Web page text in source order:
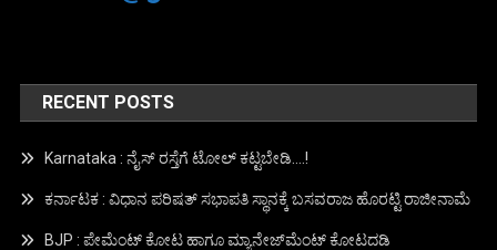
RECENT POSTS
Karnataka : ನೈಸ್ ರಸ್ತೆಗೆ ಟೋಲ್ ಕಟ್ಟಬೇಡಿ….!
ಕರ್ನಾಟಕ : ವಿಧಾನ ಪರಿಷತ್ ಸಭಾಪತಿ ಸ್ಥಾನಕ್ಕೆ ಬಸವರಾಜ ಹೊರಟ್ಟಿ ರಾಜೀನಾಮೆ
BJP : ಪೇಮೆಂಟ್ ಕೋಟ ಹಾಗೂ ಮ್ಯಾನೇಜ್‍ಮೆಂಟ್ ಕೋಟದಡಿ